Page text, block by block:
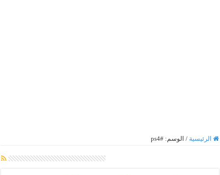
الرئيسية / الوسم: #ps4